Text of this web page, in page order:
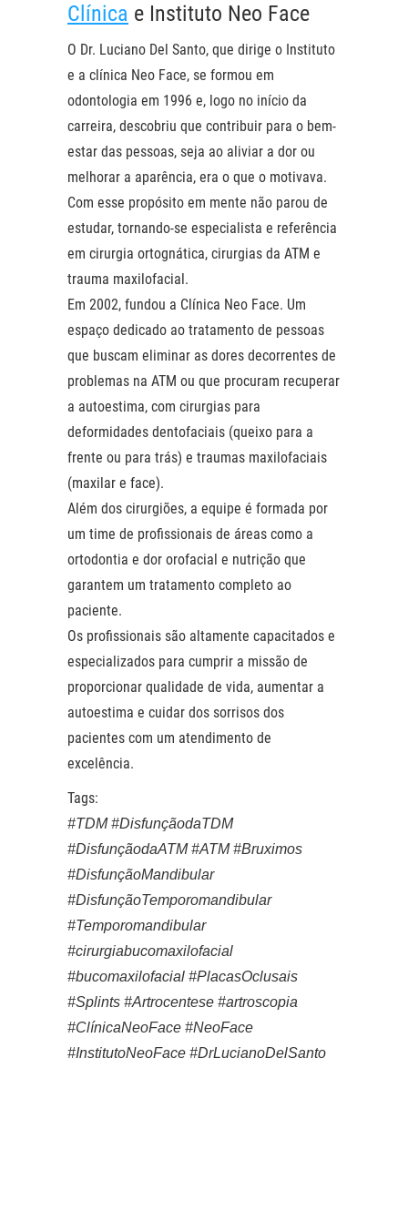
Clínica e Instituto Neo Face
O Dr. Luciano Del Santo, que dirige o Instituto
e a clínica Neo Face, se formou em
odontologia em 1996 e, logo no início da
carreira, descobriu que contribuir para o bem-
estar das pessoas, seja ao aliviar a dor ou
melhorar a aparência, era o que o motivava.
Com esse propósito em mente não parou de
estudar, tornando-se especialista e referência
em cirurgia ortognática, cirurgias da ATM e
trauma maxilofacial.
Em 2002, fundou a Clínica Neo Face. Um
espaço dedicado ao tratamento de pessoas
que buscam eliminar as dores decorrentes de
problemas na ATM ou que procuram recuperar
a autoestima, com cirurgias para
deformidades dentofaciais (queixo para a
frente ou para trás) e traumas maxilofaciais
(maxilar e face).
Além dos cirurgiões, a equipe é formada por
um time de profissionais de áreas como a
ortodontia e dor orofacial e nutrição que
garantem um tratamento completo ao
paciente.
Os profissionais são altamente capacitados e
especializados para cumprir a missão de
proporcionar qualidade de vida, aumentar a
autoestima e cuidar dos sorrisos dos
pacientes com um atendimento de
excelência.
Tags:
#TDM #DisfunçãodaTDM
#DisfunçãodaATM #ATM #Bruximos
#DisfunçãoMandibular
#DisfunçãoTemporomandibular
#Temporomandibular
#cirurgiabucomaxilofacial
#bucomaxilofacial #PlacasOclusais
#Splints #Artrocentese #artroscopia
#ClínicaNeoFace #NeoFace
#InstitutoNeoFace #DrLucianoDelSanto